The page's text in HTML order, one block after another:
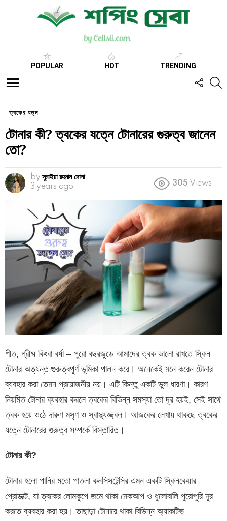
POPULAR HOT TRENDING
Menu
US
ত্বকের যত্ন
টোনার কী? ত্বকের যত্নে টোনারের গুরুত্ব জানেন
তো?
by সুমাইয়া রহমান দোলা
3 years ago
305 Views
শীত, গ্রীষ্ম কিংবা বর্ষা – পুরো বছরজুড়ে আমাদের ত্বক ভালো রাখতে স্কিন
টোনার অত্যন্ত গুরুত্বপূর্ণ ভূমিকা পালন করে। অনেকেই মনে করেন টোনার
ব্যবহার করা তেমন প্রয়োজনীয় নয়। এটি কিন্তু একটি ভুল ধারণা। কারণ
নিয়মিত টোনার ব্যবহার করলে ত্বকের বিভিন্ন সমস্যা তো দূর হয়ই, সেই সাথে
ত্বক হয়ে ওঠে দারুণ মসৃণ ও স্বাস্থ্যজ্জ্বল। আজকের লেখায় থাকছে ত্বকের
যত্নে টোনারের গুরুত্ব সম্পর্কে বিস্তারিত।
টোনারকী?
টোনার হলো পানির মতো পাতলা কনসিসটেন্সির এমন একটি স্কিনকেয়ার
প্রোডাক্ট, যা ত্বকের লোমকূপে জমে থাকা মেকআপ ও ধুলোবালি পুরোপুরি দূর
করতে ব্যবহার করা হয়। তাছাড়া টোনারে থাকা বিভিন্ন অ্যাকটিভ